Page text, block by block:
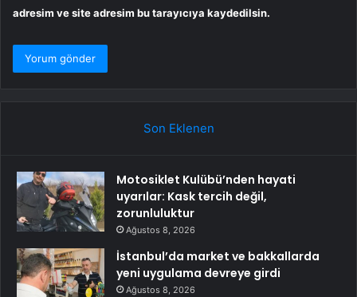
adresim ve site adresim bu tarayıcıya kaydedilsin.
Son Eklenen
Motosiklet Kulübü’nden hayati
uyarılar: Kask tercih değil,
zorunluluktur
Ağustos 8, 2026
İstanbul’da market ve bakkallarda
yeni uygulama devreye girdi
Ağustos 8, 2026